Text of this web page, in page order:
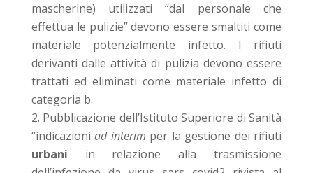
mascherine) utilizzati “dal personale che
effettua le pulizie” devono essere smaltiti come
materiale potenzialmente infetto. I rifiuti
derivanti dalle attività di pulizia devono essere
trattati ed eliminati come materiale infetto di
categoria b.
Pubblicazione dell’Istituto Superiore di Sanità
“indicazioniad interim per la gestione dei rifiuti
urbani in relazione alla trasmissione